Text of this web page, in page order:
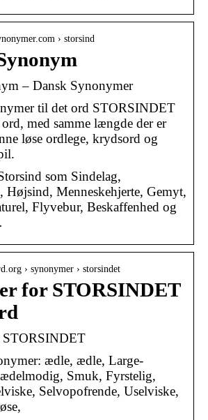
› storsind
– Dansk Synonymer
til det ord STORSINDET
med samme længde der er
løse ordlege, krydsord og
som Sindelag,
Menneskehjerte, Gemyt,
Flyvebur, Beskaffenhed og
› synonymer › storsindet
for STORSINDET
ædle, ædle, Large-
Smuk, Fyrstelig,
Selvopofrende, Uselviske,